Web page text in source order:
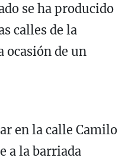
se ha producido
calles de la
ocasión de un
en la calle Camilo
a la barriada